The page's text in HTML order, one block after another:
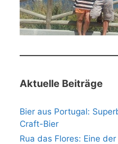
Aktuelle Beiträge
Bier aus Portugal:
Craft-Bier
Rua das Flores: Eine